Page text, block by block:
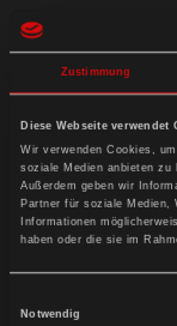
Zustimmung
Diese Webseite verwendet
Wir verwenden Cookies,
soziale Medien anbieten zu
Außerdem geben wir
Partner für soziale Medien,
Informationen
haben oder die sie im
Notwendig